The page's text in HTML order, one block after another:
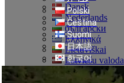
Polski
Čeština
Suomi
日本語
한국어
Norsk Bokmål
Dansk
Nederlands
български
Ελληνικά
Lietuviškai
Latviešu valoda
Türkçe